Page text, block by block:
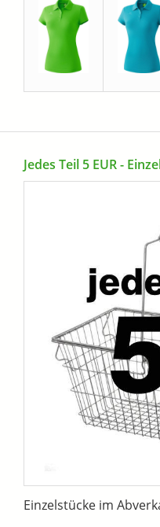
Jedes Teil 5 EUR -
Einzelstücke im